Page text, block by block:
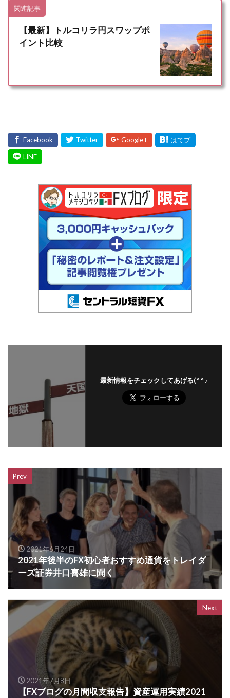
関連記事
【最新】トルコリラ円スワップポ
イント比較
最新情報をチェックしてあげる(^^♪
Prev
2021年6月24日
2021年後半のFX初心者おすすめ通貨をトレイダ
ーズ証券井口喜雄に聞く
Next
2021年7月8日
【FXブログの月間収支報告】資産運用実績2021